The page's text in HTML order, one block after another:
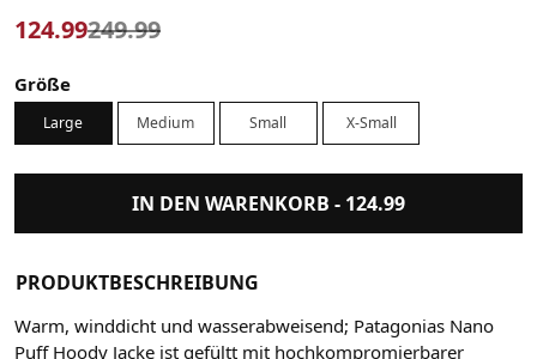
124.99249.99
Größe
Large Medium Small X-Small
IN DEN WARENKORB - 124.99
PRODUKTBESCHREIBUNG
Warm, winddicht und wasserabweisend; Patagonias Nano
Puff Hoody Jacke ist gefültt mit hochkompromierbarer